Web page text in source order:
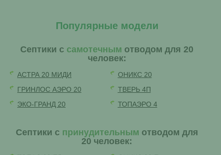
Популярные модели
Септики с самотечным отводом для 20
человек:
АСТРА 20 МИДИ
ГРИНЛОС АЭРО 20
ЭКО-ГРАНД 20
ОНИКС 20
ТВЕРЬ 4П
ТОПАЭРО 4
Септики с принудительным отводом для
20 человек: